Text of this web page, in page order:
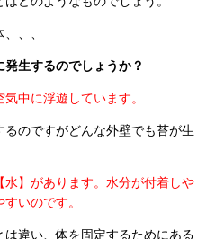
、、
生するのでしょうか？
中に浮遊しています。
のですがどんな外壁でも苔が生
】があります。水分が付着しや
いのです。
違い、体を固定するためにある